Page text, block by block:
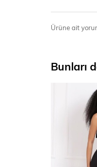
Ürüne ait
Bunları